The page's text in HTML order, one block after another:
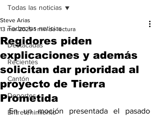
Todas las noticias
Destacadas
Recientes
Cantón
Deportes
Entretenimiento
Todas las noticias
Regidores piden
explicaciones y además
solicitan dar prioridad al
proyecto de Tierra
Prometida
Steve Arias
13 mar 2025 1 min de lectura
En un moción presentada el pasado